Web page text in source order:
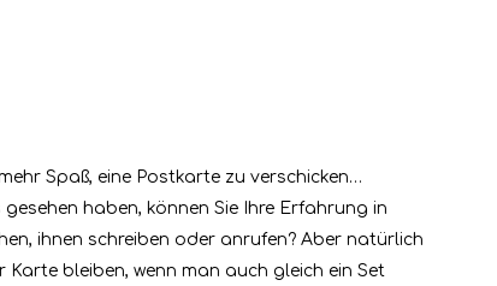
Spaß, eine Postkarte zu verschicken…
haben, können Sie Ihre Erfahrung in
ihnen schreiben oder anrufen? Aber natürlich
bleiben, wenn man auch gleich ein Set